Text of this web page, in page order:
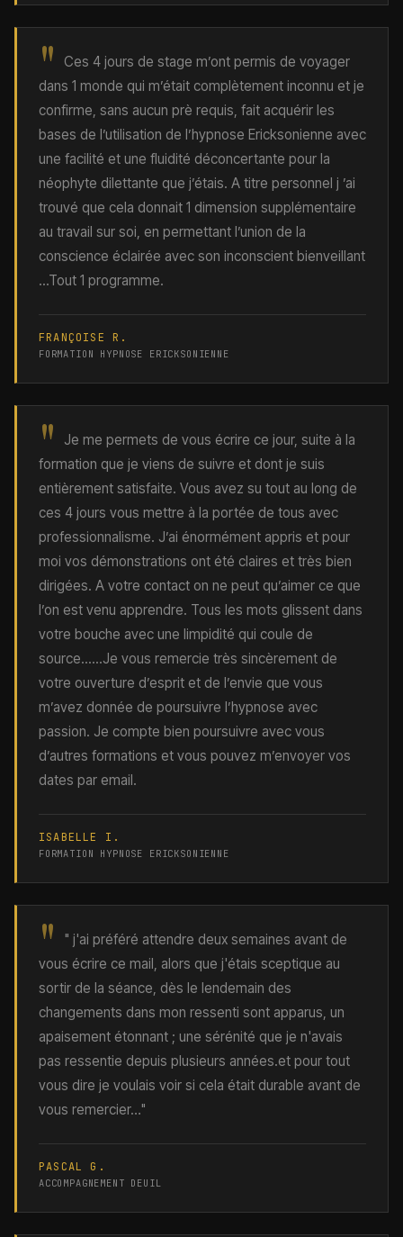
" Ces 4 jours de stage m’ont permis de voyager
dans 1 monde qui m’était complètement inconnu et je
confirme, sans aucun prè requis, fait acquérir les
bases de l’utilisation de l’hypnose Ericksonienne avec
une facilité et une fluidité déconcertante pour la
néophyte dilettante que j’étais. A titre personnel j ’ai
trouvé que cela donnait 1 dimension supplémentaire
au travail sur soi, en permettant l’union de la
conscience éclairée avec son inconscient bienveillant
...Tout 1 programme.
FRANÇOISE R.
FORMATION HYPNOSE ERICKSONIENNE
" Je me permets de vous écrire ce jour, suite à la
formation que je viens de suivre et dont je suis
entièrement satisfaite. Vous avez su tout au long de
ces 4 jours vous mettre à la portée de tous avec
professionnalisme. J’ai énormément appris et pour
moi vos démonstrations ont été claires et très bien
dirigées. A votre contact on ne peut qu’aimer ce que
l’on est venu apprendre. Tous les mots glissent dans
votre bouche avec une limpidité qui coule de
source......Je vous remercie très sincèrement de
votre ouverture d’esprit et de l’envie que vous
m’avez donnée de poursuivre l’hypnose avec
passion. Je compte bien poursuivre avec vous
d’autres formations et vous pouvez m’envoyer vos
dates par email.
ISABELLE I.
FORMATION HYPNOSE ERICKSONIENNE
" " j'ai préféré attendre deux semaines avant de
vous écrire ce mail, alors que j'étais sceptique au
sortir de la séance, dès le lendemain des
changements dans mon ressenti sont apparus, un
apaisement étonnant ; une sérénité que je n'avais
pas ressentie depuis plusieurs années.et pour tout
vous dire je voulais voir si cela était durable avant de
vous remercier…"
PASCAL G.
ACCOMPAGNEMENT DEUIL